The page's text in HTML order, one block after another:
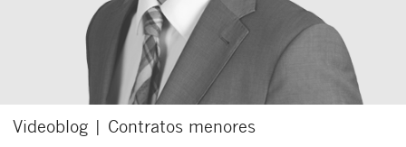
Videoblog | Contratos menores